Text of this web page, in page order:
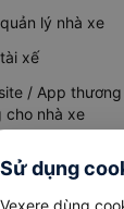
lý nhà xe
xế
/ App thương
cho nhà xe
AI
QUẢN LÝ
Sử dụng
Vexere dùng